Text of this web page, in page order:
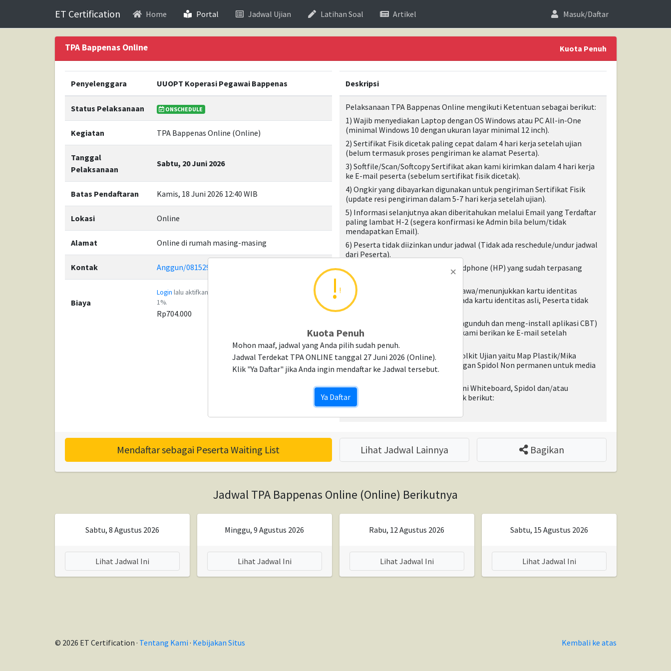
ET Certification Home Portal(current)Jadwal Ujian Latihan Soal Artikel Masuk/Daftar
TPA Bappenas Online Kuota Penuh
Penyelenggara UUOPT Koperasi Pegawai Bappenas
Status Pelaksanaan ONSCHEDULE
Kegiatan TPA Bappenas Online (Online)
Tanggal
Pelaksanaan
Sabtu, 20 Juni 2026
Batas Pendaftaran Kamis, 18 Juni 2026 12:40 WIB
Lokasi Online
Alamat Online di rumah masing-masing
Kontak Anggun/081529911500
Biaya
Login lalu aktifkan Member Pro untuk mendapatkan diskon
1%.
Rp704.000
Deskripsi
Pelaksanaan TPA Bappenas Online mengikuti Ketentuan sebagai berikut:
1) Wajib menyediakan Laptop dengan OS Windows atau PC All-in-One
(minimal Windows 10 dengan ukuran layar minimal 12 inch).
2) Sertifikat Fisik dicetak paling cepat dalam 4 hari kerja setelah ujian
(belum termasuk proses pengiriman ke alamat Peserta).
3) Softfile/Scan/Softcopy Sertifikat akan kami kirimkan dalam 4 hari kerja
ke E-mail peserta (sebelum sertifikat fisik dicetak).
4) Ongkir yang dibayarkan digunakan untuk pengiriman Sertifikat Fisik
(update resi pengiriman dalam 5-7 hari kerja setelah ujian).
5) Informasi selanjutnya akan diberitahukan melalui Email yang Terdaftar
paling lambat H-2 (segera konfirmasi ke Admin bila belum/tidak
mendapatkan Email).
6) Peserta tidak diizinkan undur jadwal (Tidak ada reschedule/undur jadwal
dari Peserta).
7) Peserta wajib menyediakan Handphone (HP) yang sudah terpasang
aplikasi Zoom.
8) Saat Ujian, Peserta wajib membawa/menunjukkan kartu identitas
KTP/SIM/Passport Asli. Jika tidak ada kartu identitas asli, Peserta tidak
dapat mengikuti ujian.
9) Peserta Wajib menyiapkan (mengunduh dan meng-install aplikasi CBT)
sebelum hari H, link aplikasi akan kami berikan ke E-mail setelah
Mendaftar Ujian.
10) Peserta wajib menyediakan Toolkit Ujian yaitu Map Plastik/Mika
Plastik/Kaca/Mini Whiteboard dengan Spidol Non permanen untuk media
berhitung.
11) Rekomendasi Toolkit Ujian (Mini Whiteboard, Spidol dan/atau
Penghapus) dapat diorder pada link berikut:
Link Order Toolkit
Mendaftar sebagai Peserta Waiting List Lihat Jadwal Lainnya Bagikan
Jadwal TPA Bappenas Online (Online) Berikutnya
Sabtu, 8 Agustus 2026
Lihat Jadwal Ini
Minggu, 9 Agustus 2026
Lihat Jadwal Ini
Rabu, 12 Agustus 2026
Lihat Jadwal Ini
Sabtu, 15 Agustus 2026
Lihat Jadwal Ini
Kembali ke atas
© 2026 ET Certification · Tentang Kami · Kebijakan Situs
×
!
Kuota Penuh
Mohon maaf, jadwal yang Anda pilih sudah penuh.
Jadwal Terdekat TPA ONLINE tanggal 27 Juni 2026 (Online).
Klik "Ya Daftar" jika Anda ingin mendaftar ke Jadwal tersebut.
Ya Daftar